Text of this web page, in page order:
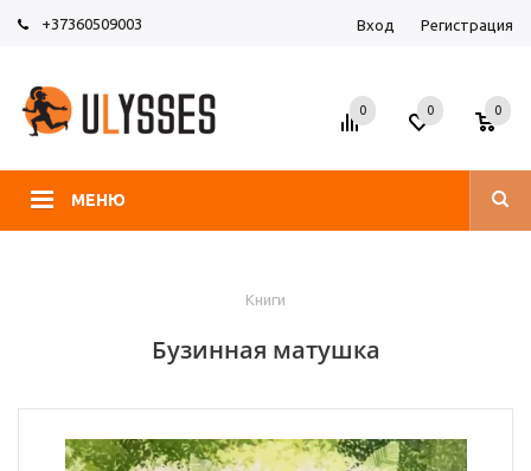
+37360509003 Вход Регистрация
МЕНЮ
0 0 0
Книги
Бузинная матушка